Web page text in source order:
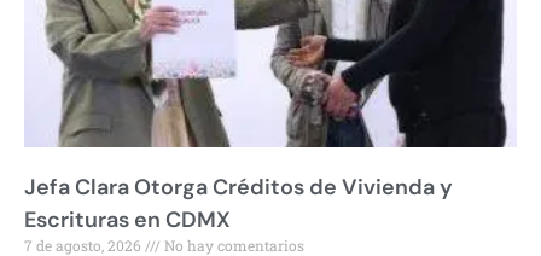
Jefa Clara Otorga Créditos de Vivienda y
Escrituras en CDMX
7 de agosto, 2026 No hay comentarios